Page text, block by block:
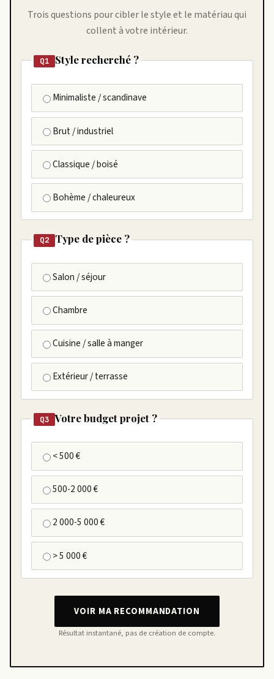
Trois questions pour cibler le style et le matériau qui
collent à votre intérieur.
Q1 Style recherché ?
Minimaliste / scandinave
Brut / industriel
Classique / boisé
Bohème / chaleureux
Q2 Type de pièce ?
Salon / séjour
Chambre
Cuisine / salle à manger
Extérieur / terrasse
Q3 Votre budget projet ?
< 500 €
500-2 000 €
2 000-5 000 €
> 5 000 €
VOIR MA RECOMMANDATION
Résultat instantané, pas de création de compte.